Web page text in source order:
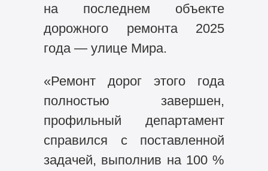
на последнем объекте
дорожного ремонта 2025
года — улице Мира.
«Ремонт дорог этого года
полностью завершен,
профильный департамент
справился с поставленной
задачей, выполнив на 100 %